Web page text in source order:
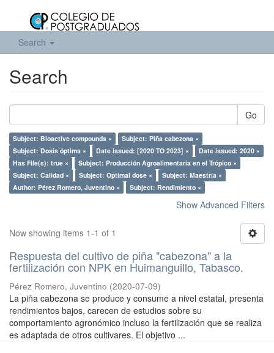
Search
Search
Go
Subject: Bioactive compounds ×
Subject: Piña cabezona ×
Subject: Dosis óptima ×
Date issued: [2020 TO 2023] ×
Date issued: 2020 ×
Has File(s): true ×
Subject: Producción Agroalimentaria en el Trópico ×
Subject: Calidad ×
Subject: Optimal dose ×
Subject: Maestría ×
Author: Pérez Romero, Juventino ×
Subject: Rendimiento ×
Show Advanced Filters
Now showing items 1-1 of 1
Respuesta del cultivo de piña "cabezona" a la
fertilización con NPK en Huimanguillo, Tabasco.
Pérez Romero, Juventino (2020-07-09)
La piña cabezona se produce y consume a nivel estatal, presenta
rendimientos bajos, carecen de estudios sobre su
comportamiento agronómico incluso la fertilización que se realiza
es adaptada de otros cultivares. El objetivo ...